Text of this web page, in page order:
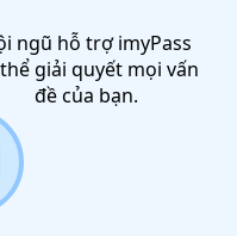
ngũ hỗ trợ imyPass
giải quyết mọi vấn
đề của bạn.